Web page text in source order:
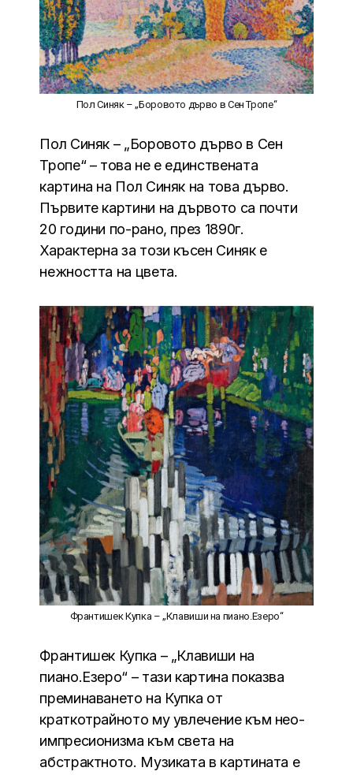
Пол Синяк – „Боровото дърво в Сен Тропе“
Пол Синяк – „Боровото дърво в Сен
Тропе“ – това не е единствената
картина на Пол Синяк на това дърво.
Първите картини на дървото са почти
20 години по-рано, през 1890г.
Характерна за този късен Синяк е
нежността на цвета.
Франтишек Купка – „Клавиши на пиано.Езеро“
Франтишек Купка – „Клавиши на
пиано.Езеро“ – тази картина показва
преминаването на Купка от
краткотрайното му увлечение към нео-
импресионизма към света на
абстрактното. Музиката в картината е